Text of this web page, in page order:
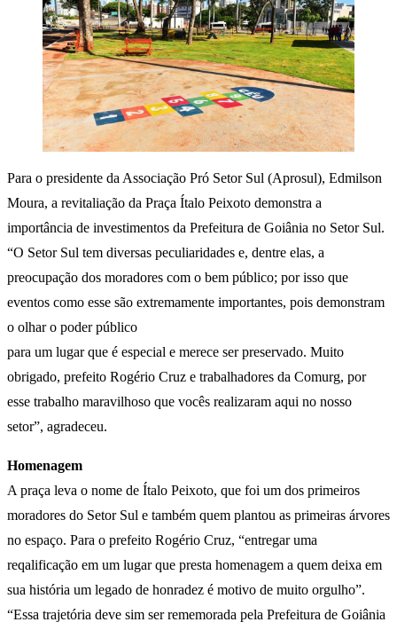
Para o presidente da Associação Pró Setor Sul (Aprosul), Edmilson
Moura, a revitaliação da Praça Ítalo Peixoto demonstra a
importância de investimentos da Prefeitura de Goiânia no Setor Sul.
“O Setor Sul tem diversas peculiaridades e, dentre elas, a
preocupação dos moradores com o bem público; por isso que
eventos como esse são extremamente importantes, pois demonstram
o olhar o poder público
para um lugar que é especial e merece ser preservado. Muito
obrigado, prefeito Rogério Cruz e trabalhadores da Comurg, por
esse trabalho maravilhoso que vocês realizaram aqui no nosso
setor”, agradeceu.
Homenagem
A praça leva o nome de Ítalo Peixoto, que foi um dos primeiros
moradores do Setor Sul e também quem plantou as primeiras árvores
no espaço. Para o prefeito Rogério Cruz, “entregar uma
reqalificação em um lugar que presta homenagem a quem deixa em
sua história um legado de honradez é motivo de muito orgulho”.
“Essa trajetória deve sim ser rememorada pela Prefeitura de Goiânia